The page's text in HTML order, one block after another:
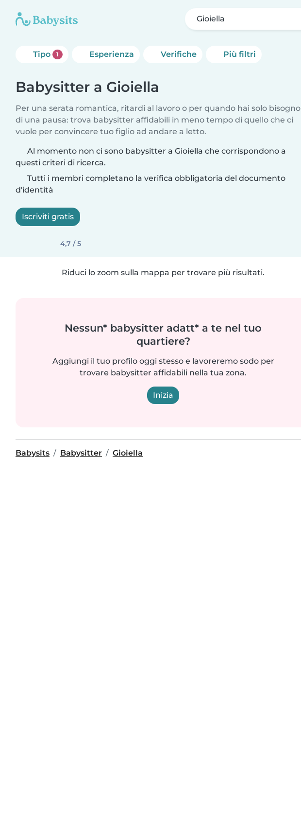
Gioiella
Tipo 1 Esperienza Verifiche Più filtri
Babysitter a Gioiella
Per una serata romantica, ritardi al lavoro o per quando hai solo bisogno
di una pausa: trova babysitter affidabili in meno tempo di quello che ci
vuole per convincere tuo figlio ad andare a letto.
Al momento non ci sono babysitter a Gioiella che corrispondono a
questi criteri di ricerca.
Tutti i membri completano la verifica obbligatoria del documento
d'identità
Iscriviti gratis
4,7 / 5
Riduci lo zoom sulla mappa per trovare più risultati.
Nessun* babysitter adatt* a te nel tuo
quartiere?
Aggiungi il tuo profilo oggi stesso e lavoreremo sodo per
trovare babysitter affidabili nella tua zona.
Inizia
Babysits Babysitter Gioiella